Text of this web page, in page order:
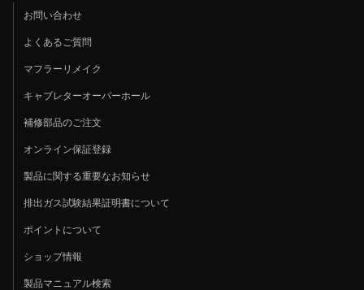
お問い合わせ
よくあるご質問
マフラーリメイク
キャブレターオーバーホール
補修部品のご注文
オンライン保証登録
製品に関する重要なお知らせ
排出ガス試験結果証明書について
ポイントについて
ショップ情報
製品マニュアル検索